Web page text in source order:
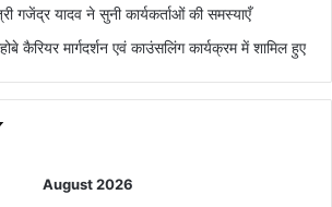
गजेंद्र यादव ने सुनी कार्यकर्ताओं की समस्याएँ
कैरियर मार्गदर्शन एवं काउंसलिंग कार्यक्रम में शामिल हुए
August 2026